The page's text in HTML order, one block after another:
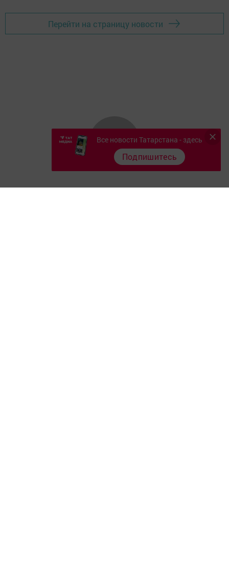
Перейти на страницу новости
Все новости Татарстана - здесь
Подпишитесь